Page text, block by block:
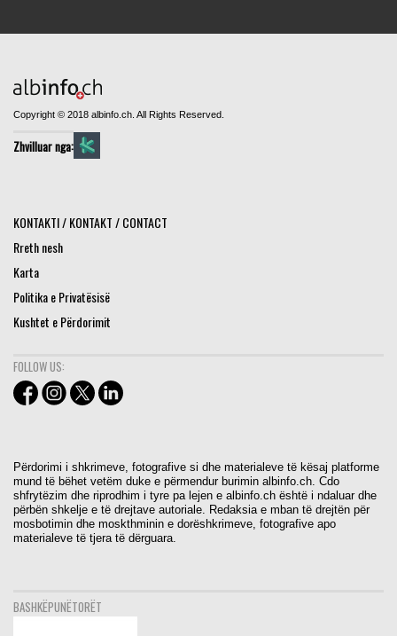
Copyright © 2018 albinfo.ch. All Rights Reserved.
Zhvilluar nga:
KONTAKTI / KONTAKT / CONTACT
Rreth nesh
Karta
Politika e Privatësisë
Kushtet e Përdorimit
FOLLOW US:
Përdorimi i shkrimeve, fotografive si dhe materialeve të kësaj platforme
mund të bëhet vetëm duke e përmendur burimin albinfo.ch. Cdo
shfrytëzim dhe riprodhim i tyre pa lejen e albinfo.ch është i ndaluar dhe
përbën shkelje e të drejtave autoriale. Redaksia e mban të drejtën për
mosbotimin dhe moskthminin e dorëshkrimeve, fotografive apo
materialeve të tjera të dërguara.
BASHKËPUNËTORËT